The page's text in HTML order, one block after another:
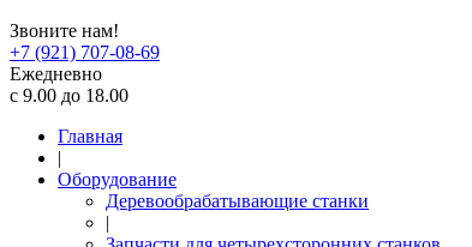
Звоните нам!
+7 (921) 707-08-69
Ежедневно
с 9.00 до 18.00
Главная
|
Оборудование
Деревообрабатывающие станки
|